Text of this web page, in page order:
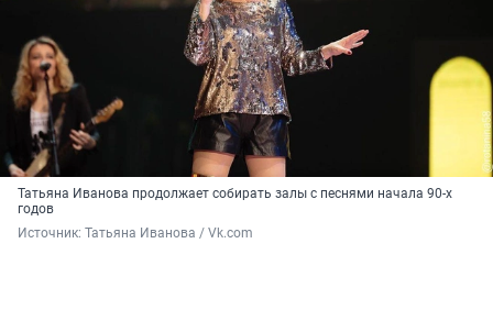
Татьяна Иванова продолжает собирать залы с песнями начала 90-х
годов
Источник: Татьяна Иванова / Vk.com